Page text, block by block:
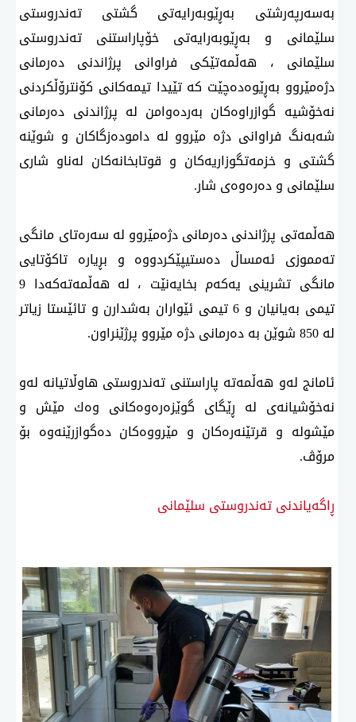
بەسەرپەرشتی بەڕێوبەرایەتی گشتی تەندروستی
سلێمانی و بەڕێوبەرایەتی خۆپاراستنی تەندروستی
سلێمانی ، هەڵمەتێكی فراوانی پرژاندنی دەرمانی
دژەمێروو بەڕێوەدەچێت كە تێیدا تیمەكانی كۆنترۆڵكردنی
نەخۆشیە گوازراوەكان بەردەوامن لە پرژاندنی دەرمانی
شەبەنگ فراوانی دژە مێروو لە دامودەزگاكان و شوێنە
گشتی و خزمەتگوزاریەكان و قوتابخانەكان لەناو شاری
سلێمانی و دەرەوەی شار.
هەڵمەتی پرژاندنی دەرمانی دژەمێروو لە سەرەتای مانگی
تەمموزی ئەمساڵ دەستیپێكردووە و بڕیارە تاكۆتایی
مانگی تشرینی یەكەم بخایەنێت ، لە هەڵمەتەكەدا 9
تیمی بەیانیان و 6 تیمی ئێواران بەشدارن و تائێستا زیاتر
لە 850 شوێن بە دەرمانی دژە مێروو پرژێنراون.
ئامانج لەو هەڵمەتە پاراستنی تەندروستی هاوڵاتیانە لەو
نەخۆشیانەی لە ڕێگای گوێزەرەوەكانی وەك مێش و
مێشولە و قرتێنەرەكان و مێرووەكان دەگوازرێنەوە بۆ
مرۆڤ.
ڕاگەیاندنی تەندروستی سلێمانی